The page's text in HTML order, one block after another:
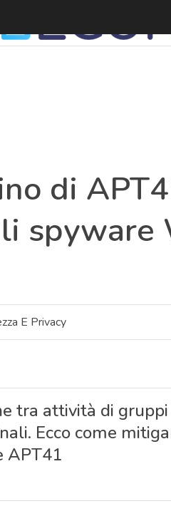
di
spyware
E Privacy
tra attività di
Ecco come
APT41